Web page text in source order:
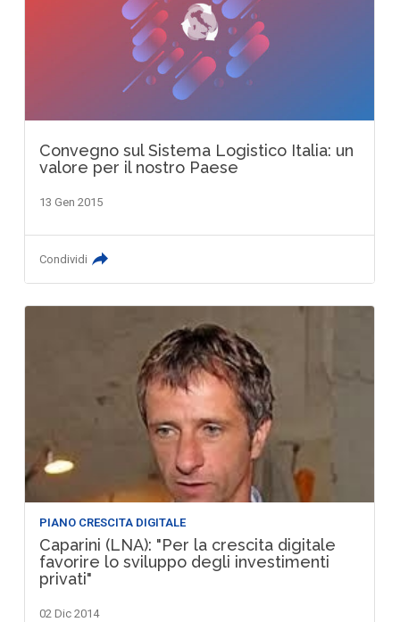
Convegno sul Sistema Logistico Italia: un
valore per il nostro Paese
13 Gen 2015
Condividi
PIANO CRESCITA DIGITALE
Caparini (LNA): "Per la crescita digitale
favorire lo sviluppo degli investimenti
privati"
02 Dic 2014